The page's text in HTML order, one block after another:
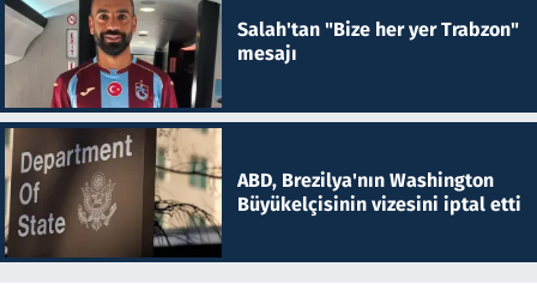
Salah'tan "Bize her yer Trabzon"
mesajı
ABD, Brezilya'nın Washington
Büyükelçisinin vizesini iptal etti